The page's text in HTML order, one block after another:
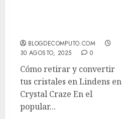
BLOGDECOMPUTO.COM
30 AGOSTO, 2025
0
Cómo retirar y convertir
tus cristales en Lindens en
Crystal Craze En el
popular...